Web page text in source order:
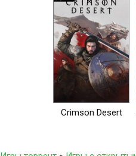
Crimson Desert